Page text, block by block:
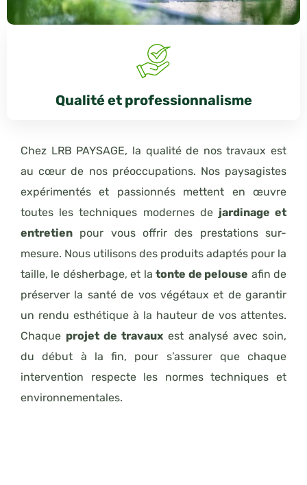
Qualité et professionnalisme
Chez LRB PAYSAGE, la qualité de nos travaux est
au cœur de nos préoccupations. Nos paysagistes
expérimentés et passionnés mettent en œuvre
toutes les techniques modernes de jardinage et
entretien pour vous offrir des prestations sur-
mesure. Nous utilisons des produits adaptés pour la
taille, le désherbage, et latonte de pelouse afin de
préserver la santé de vos végétaux et de garantir
un rendu esthétique à la hauteur de vos attentes.
Chaque projet de travaux est analysé avec soin,
du début à la fin, pour s’assurer que chaque
intervention respecte les normes techniques et
environnementales.